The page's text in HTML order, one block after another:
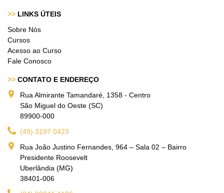
>> LINKS ÚTEIS
Sobre Nós
Cursos
Acesso ao Curso
Fale Conosco
>> CONTATO E ENDEREÇO
Rua Almirante Tamandaré, 1358 - Centro
São Miguel do Oeste (SC)
89900-000
(49) 3197 0423
Rua João Justino Fernandes, 964 – Sala 02 – Bairro
Presidente Roosevelt
Uberlândia (MG)
38401-006